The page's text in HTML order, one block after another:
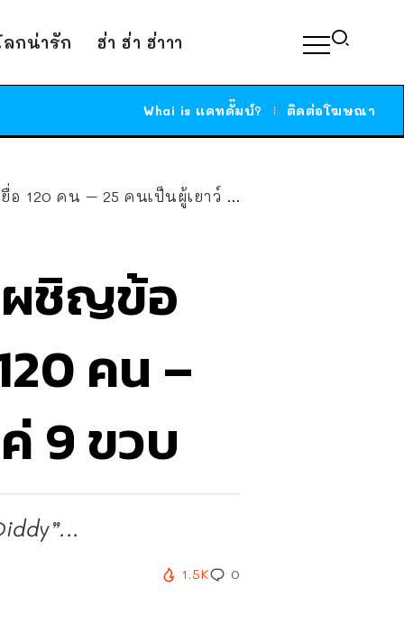
ลกน่ารัก ฮ่า ฮ่า ฮ่าาา
Whai is แคทดั๊มบ์? ติดต่อโฆษณา
คนเป็นผู้เยาว์ อายุน้อยสุดแค่ 9 ขวบ
ผชิญข้อ
คน –
9 ขวบ
1.5K 0